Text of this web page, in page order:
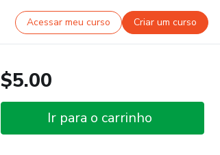
Acessar meu curso Criar um curso
$5.00
Ir para o carrinho